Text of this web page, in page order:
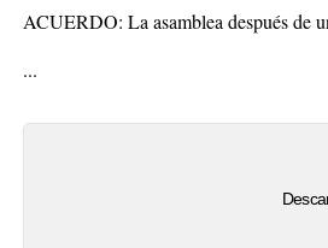
ACUERDO: La asamblea después de
...